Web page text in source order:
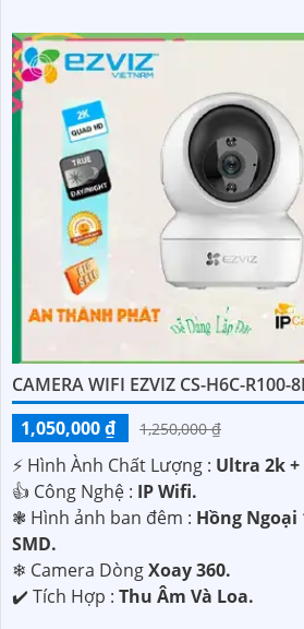
CAMERA WIFI EZVIZ CS-H6C-R100-
1,050,000 ₫
1,250,000 ₫
️⚡ Hình Ành Chất Lượng : Ultra 2k +
👍 Công Nghệ : IP Wifi.
❃ Hình ảnh ban đêm : Hồng Ngoại
SMD.
❄ Camera DòngXoay 360.
️✔️ Tích Hợp : Thu Âm Và Loa.